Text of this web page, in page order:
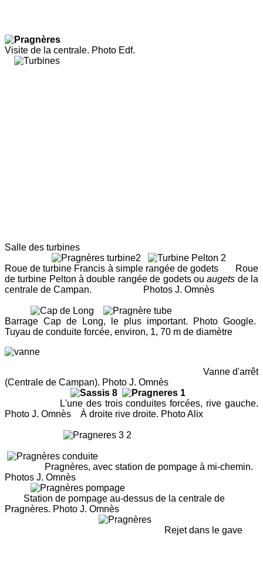
Visite de la centrale. Photo Edf.
Salle des turbines
Roue de turbine Francis à simple rangée de godets Roue
de turbine Pelton à double rangée de godets ouaugets de la
centrale de Campan. Photos J. Omnès
Barrage Cap de Long, le plus important. Photo Google.
Tuyau de conduite forcée, environ, 1, 70 m de diamètre
Vanne d'arrêt
(Centrale de Campan). Photo J. Omnès
L'une des trois conduites forcées, rive gauche.
Photo J. Omnès À droite rive droite. Photo Alix
Pragnères, avec station de pompage à mi-chemin.
Photos J. Omnès
Station de pompage au-dessus de la centrale de
Pragnères. Photo J. Omnès
Rejet dans le gave